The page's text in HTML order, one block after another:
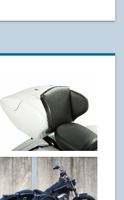
Topcase
V96 103 Street
Bob